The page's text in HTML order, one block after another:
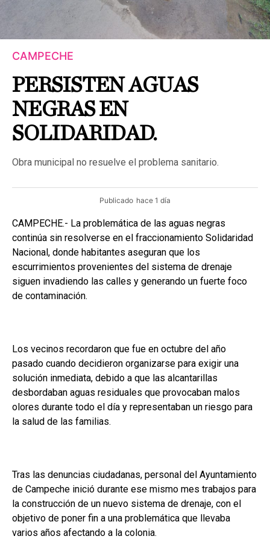
CAMPECHE
PERSISTEN AGUAS
NEGRAS EN
SOLIDARIDAD.
Obra municipal no resuelve el problema sanitario.
Publicado hace 1 día
CAMPECHE.- La problemática de las aguas negras
continúa sin resolverse en el fraccionamiento Solidaridad
Nacional, donde habitantes aseguran que los
escurrimientos provenientes del sistema de drenaje
siguen invadiendo las calles y generando un fuerte foco
de contaminación.
Los vecinos recordaron que fue en octubre del año
pasado cuando decidieron organizarse para exigir una
solución inmediata, debido a que las alcantarillas
desbordaban aguas residuales que provocaban malos
olores durante todo el día y representaban un riesgo para
la salud de las familias.
Tras las denuncias ciudadanas, personal del Ayuntamiento
de Campeche inició durante ese mismo mes trabajos para
la construcción de un nuevo sistema de drenaje, con el
objetivo de poner fin a una problemática que llevaba
varios años afectando a la colonia.